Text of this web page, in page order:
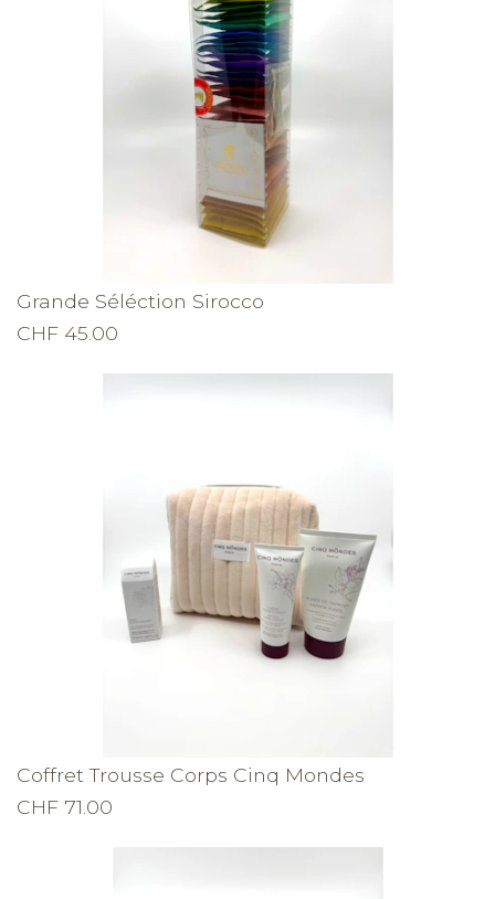
Grande Séléction Sirocco
CHF 45.00
Coffret Trousse Corps Cinq Mondes
CHF 71.00